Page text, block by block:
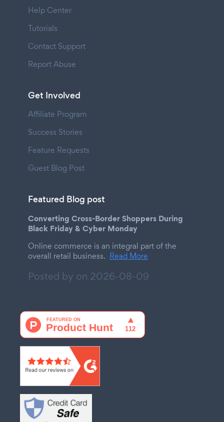
Help Center
Tutorials
Contact Support
Report Abuse
Get Involved
Affiliate Program
Success Stories
Feature Requests
Guest Blog Post
Featured Blog post
Converting Cross-Border Shoppers During
Black Friday & Cyber Monday
Online commerce is an integral part of the
overall retail business. Read More
Posted by on 2026-08-09